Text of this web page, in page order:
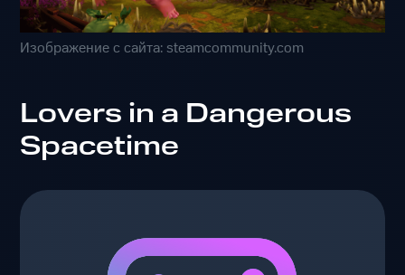
Изображение с сайта: steamcommunity.com
Lovers in a Dangerous
Spacetime